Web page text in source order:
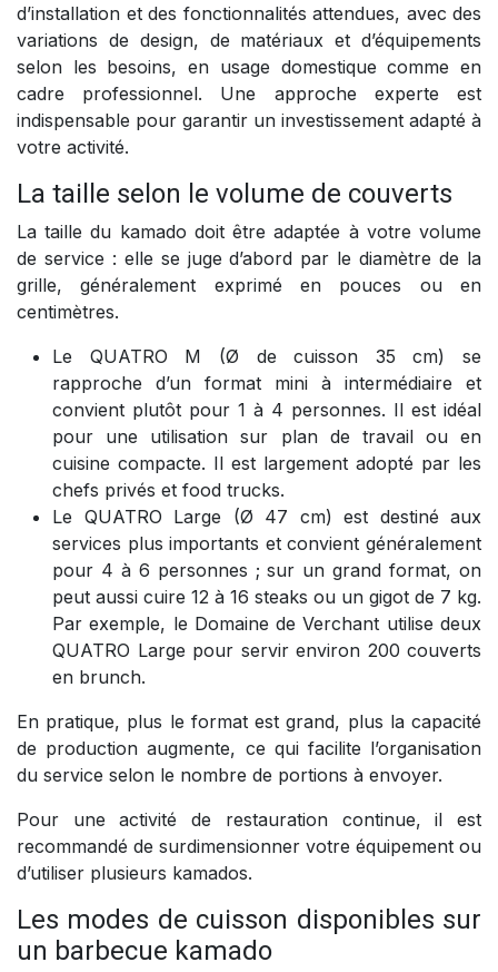
d’installation et des fonctionnalités attendues, avec des
variations de design, de matériaux et d’équipements
selon les besoins, en usage domestique comme en
cadre professionnel. Une approche experte est
indispensable pour garantir un investissement adapté à
votre activité.
La taille selon le volume de couverts
La taille du kamado doit être adaptée à votre volume
de service : elle se juge d’abord par le diamètre de la
grille, généralement exprimé en pouces ou en
centimètres.
Le QUATRO M (Ø de cuisson 35 cm) se
rapproche d’un format mini à intermédiaire et
convient plutôt pour 1 à 4 personnes. Il est idéal
pour une utilisation sur plan de travail ou en
cuisine compacte. Il est largement adopté par les
chefs privés et food trucks.
Le QUATRO Large (Ø 47 cm) est destiné aux
services plus importants et convient généralement
pour 4 à 6 personnes ; sur un grand format, on
peut aussi cuire 12 à 16 steaks ou un gigot de 7 kg.
Par exemple, le Domaine de Verchant utilise deux
QUATRO Large pour servir environ 200 couverts
en brunch.
En pratique, plus le format est grand, plus la capacité
de production augmente, ce qui facilite l’organisation
du service selon le nombre de portions à envoyer.
Pour une activité de restauration continue, il est
recommandé de surdimensionner votre équipement ou
d’utiliser plusieurs kamados.
Les modes de cuisson disponibles sur
un barbecue kamado